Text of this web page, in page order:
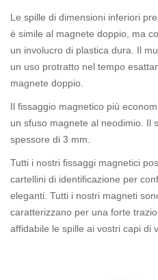
Le spille di dimensioni inferiori
è simile al magnete doppio, ma
un involucro di plastica dura. Il
un uso protratto nel tempo
magnete doppio.
Il fissaggio magnetico più
un sfuso magnete al neodimio. Il
spessore di 3 mm.
Tutti i nostri fissaggi magnetici
cartellini di identificazione per
eleganti. Tutti i nostri magneti
caratterizzano per una forte
affidabile le spille ai vostri capi di